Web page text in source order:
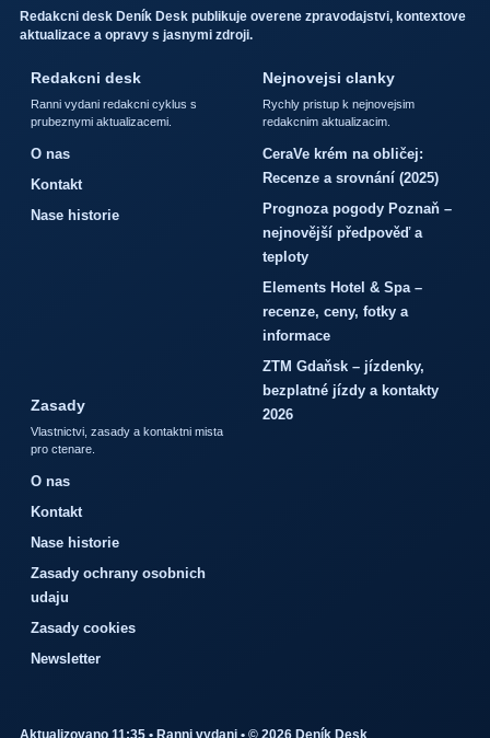
Redakcni desk Deník Desk publikuje overene zpravodajstvi, kontextove
aktualizace a opravy s jasnymi zdroji.
Redakcni desk
Ranni vydani redakcni cyklus s
prubeznymi aktualizacemi.
O nas
Kontakt
Nase historie
Nejnovejsi clanky
Rychly pristup k nejnovejsim
redakcnim aktualizacim.
CeraVe krém na obličej:
Recenze a srovnání (2025)
Prognoza pogody Poznaň –
nejnovější předpověď a
teploty
Elements Hotel & Spa –
recenze, ceny, fotky a
informace
ZTM Gdaňsk – jízdenky,
bezplatné jízdy a kontakty
2026
Zasady
Vlastnictvi, zasady a kontaktni mista
pro ctenare.
O nas
Kontakt
Nase historie
Zasady ochrany osobnich
udaju
Zasady cookies
Newsletter
Aktualizovano 11:35 • Ranni vydani • © 2026 Deník Desk